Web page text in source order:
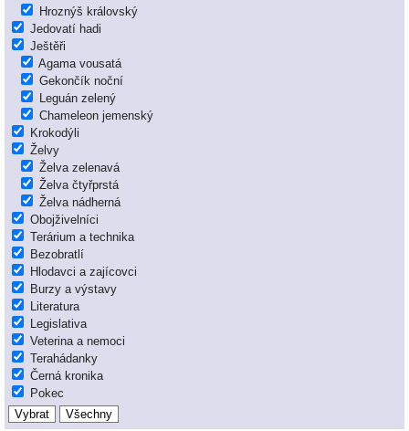
Hroznýš královský
Jedovatí hadi
Ještěři
Agama vousatá
Gekončík noční
Leguán zelený
Chameleon jemenský
Krokodýli
Želvy
Želva zelenavá
Želva čtyřprstá
Želva nádherná
Obojživelníci
Terárium a technika
Bezobratlí
Hlodavci a zajícovci
Burzy a výstavy
Literatura
Legislativa
Veterina a nemoci
Terahádanky
Černá kronika
Pokec